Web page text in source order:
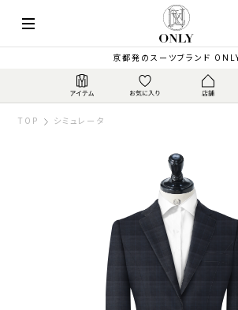
京都発のスーツブランド
TOP シミュレータ
【通年】伊ロロピアーナ...